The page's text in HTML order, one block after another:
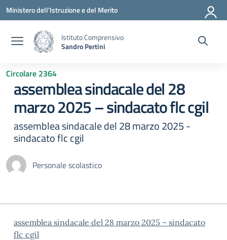
Vai ai contenuti
Vai al menu di navigazione
Vai al footer
Ministero dell'Istruzione e del Merito
Istituto Comprensivo
Sandro Pertini
Circolare 2364
assemblea sindacale del 28
marzo 2025 – sindacato flc cgil
assemblea sindacale del 28 marzo 2025 -
sindacato flc cgil
Personale scolastico
assemblea sindacale del 28 marzo 2025 – sindacato
flc cgil